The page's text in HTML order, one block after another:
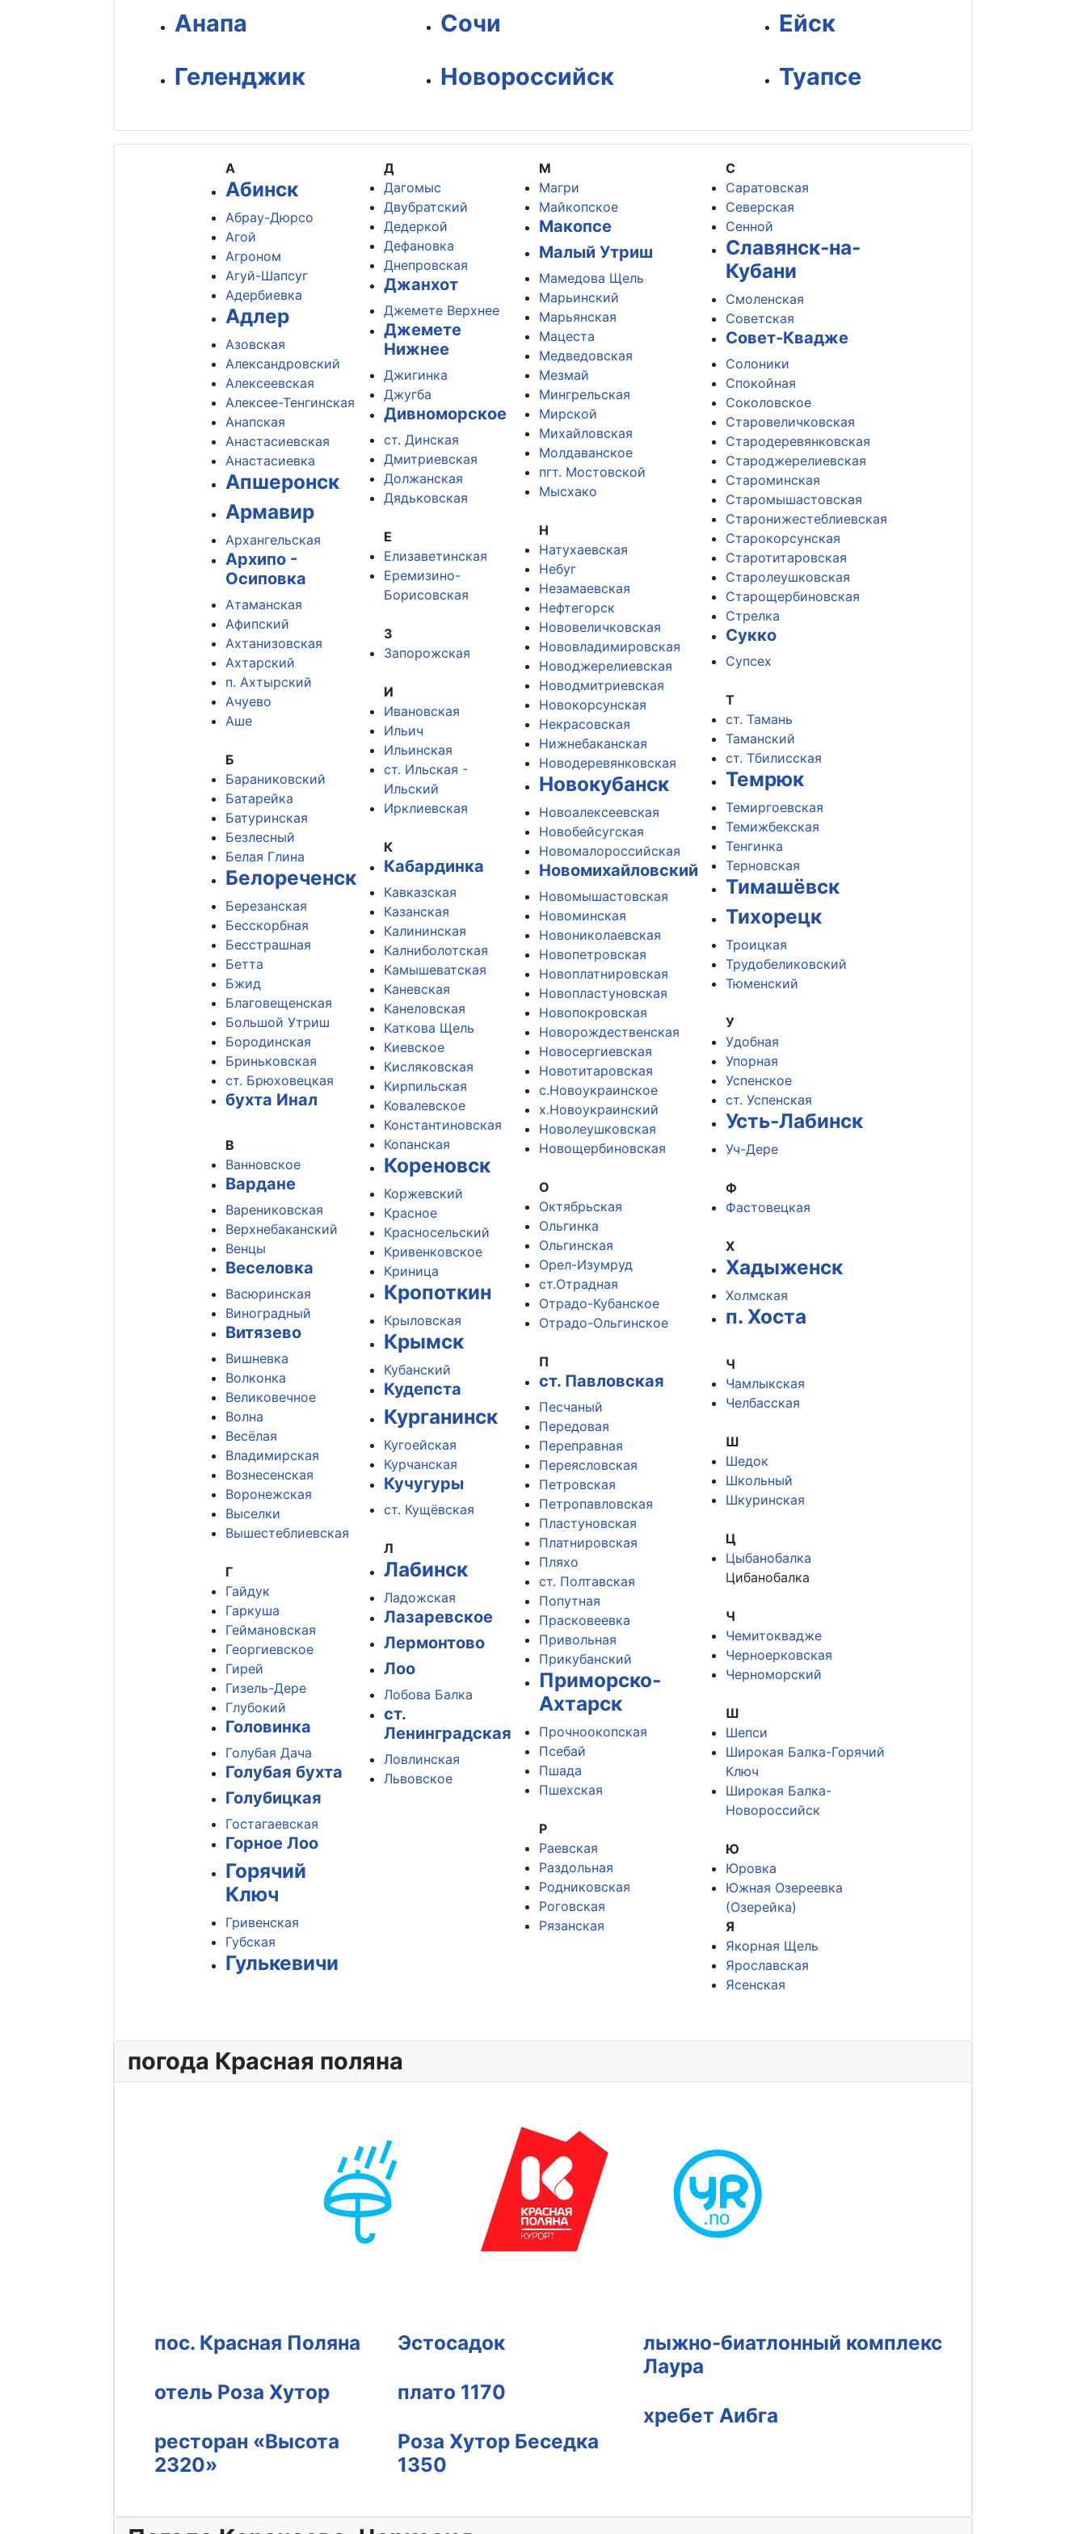
Анапа
Геленджик
Сочи
Новороссийск
Ейск
Туапсе
А
Абинск
Абрау-Дюрсо
Агой
Агроном
Агуй-Шапсуг
Адербиевка
Адлер
Азовская
Александровский
Алексеевская
Алексее-Тенгинская
Анапская
Анастасиевская
Анастасиевка
Апшеронск
Армавир
Архангельская
Архипо -
Осиповка
Атаманская
Афипский
Ахтанизовская
Ахтарский
п. Ахтырский
Ачуево
Аше
Б
Бараниковский
Батарейка
Батуринская
Безлесный
Белая Глина
Белореченск
Березанская
Бесскорбная
Бесстрашная
Бетта
Бжид
Благовещенская
Большой Утриш
Бородинская
Бриньковская
ст. Брюховецкая
бухта Инал
В
Ванновское
Вардане
Варениковская
Верхнебаканский
Венцы
Веселовка
Васюринская
Виноградный
Витязево
Вишневка
Волконка
Великовечное
Волна
Весёлая
Владимирская
Вознесенская
Воронежская
Выселки
Вышестеблиевская
Г
Гайдук
Гаркуша
Геймановская
Георгиевское
Гирей
Гизель-Дере
Глубокий
Головинка
Голубая Дача
Голубая бухта
Голубицкая
Гостагаевская
Горное Лоо
Горячий
Ключ
Гривенская
Губская
Гулькевичи
Д
Дагомыс
Двубратский
Дедеркой
Дефановка
Днепровская
Джанхот
Джемете Верхнее
Джемете
Нижнее
Джигинка
Джугба
Дивноморское
ст. Динская
Дмитриевская
Должанская
Дядьковская
Е
Елизаветинская
Еремизино-
Борисовская
З
Запорожская
И
Ивановская
Ильич
Ильинская
ст. Ильская -
Ильский
Ирклиевская
К
Кабардинка
Кавказская
Казанская
Калининская
Калниболотская
Камышеватская
Каневская
Канеловская
Каткова Щель
Киевское
Кисляковская
Кирпильская
Ковалевское
Константиновская
Копанская
Кореновск
Коржевский
Красное
Красносельский
Кривенковское
Криница
Кропоткин
Крыловская
Крымск
Кубанский
Кудепста
Курганинск
Кугоейская
Курчанская
Кучугуры
ст. Кущёвская
Л
Лабинск
Ладожская
Лазаревское
Лермонтово
Лоо
Лобова Балка
ст.
Ленинградская
Ловлинская
Львовское
М
Магри
Майкопское
Макопсе
Малый Утриш
Мамедова Щель
Марьинский
Марьянская
Мацеста
Медведовская
Мезмай
Мингрельская
Мирской
Михайловская
Молдаванское
пгт. Мостовской
Мысхако
Н
Натухаевская
Небуг
Незамаевская
Нефтегорск
Нововеличковская
Нововладимировская
Новоджерелиевская
Новодмитриевская
Новокорсунская
Некрасовская
Нижнебаканская
Новодеревянковская
Новокубанск
Новоалексеевская
Новобейсугская
Новомалороссийская
Новомихайловский
Новомышастовская
Новоминская
Новониколаевская
Новопетровская
Новоплатнировская
Новопластуновская
Новопокровская
Новорождественская
Новосергиевская
Новотитаровская
с.Новоукраинское
х.Новоукраинский
Новолеушковская
Новощербиновская
О
Октябрьская
Ольгинка
Ольгинская
Орел-Изумруд
ст.Отрадная
Отрадо-Кубанское
Отрадо-Ольгинское
П
ст. Павловская
Песчаный
Передовая
Переправная
Переясловская
Петровская
Петропавловская
Пластуновская
Платнировская
Пляхо
ст. Полтавская
Попутная
Прасковеевка
Привольная
Прикубанский
Приморско-
Ахтарск
Прочноокопская
Псебай
Пшада
Пшехская
Р
Раевская
Раздольная
Родниковская
Роговская
Рязанская
С
Саратовская
Северская
Сенной
Славянск-на-
Кубани
Смоленская
Советская
Совет-Квадже
Солоники
Спокойная
Соколовское
Старовеличковская
Стародеревянковская
Староджерелиевская
Староминская
Старомышастовская
Старонижестеблиевская
Старокорсунская
Старотитаровская
Старолеушковская
Старощербиновская
Стрелка
Сукко
Супсех
Т
ст. Тамань
Таманский
ст. Тбилисская
Темрюк
Темиргоевская
Темижбекская
Тенгинка
Терновская
Тимашёвск
Тихорецк
Троицкая
Трудобеликовский
Тюменский
У
Удобная
Упорная
Успенское
ст. Успенская
Усть-Лабинск
Уч-Дере
Ф
Фастовецкая
Х
Хадыженск
Холмская
п. Хоста
Ч
Чамлыкская
Челбасская
Ш
Шедок
Школьный
Шкуринская
Ц
Цыбанобалка
Цибанобалка
Ч
Чемитоквадже
Черноерковская
Черноморский
Ш
Шепси
Широкая Балка-Горячий
Ключ
Широкая Балка-
Новороссийск
Ю
Юровка
Южная Озереевка
(Озерейка)
Я
Якорная Щель
Ярославская
Ясенская
погода Красная поляна
пос. Красная Поляна
отель Роза Хутор
ресторан «Высота
2320»
Эстосадок
плато 1170
Роза Хутор Беседка
1350
лыжно-биатлонный комплекс
Лаура
хребет Аибга